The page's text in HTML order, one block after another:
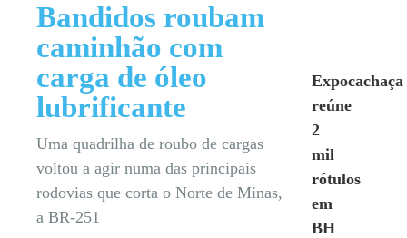
Bandidos roubam
caminhão com
carga de óleo
lubrificante
Uma quadrilha de roubo de cargas
voltou a agir numa das principais
rodovias que corta o Norte de Minas,
a BR-251
Expocachaça
reúne
2
mil
rótulos
em
BH